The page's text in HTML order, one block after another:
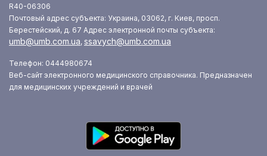
R40-06306
Почтовый адрес субъекта: Украина, 03062, г. Киев, просп.
Берестейский, д. 67 Адрес электронной почты субъекта:
umb@umb.com.ua, ssavych@umb.com.ua
Телефон: 0444980674
Веб-сайт электронного медицинского справочника. Предназначен
для медицинских учреждений и врачей